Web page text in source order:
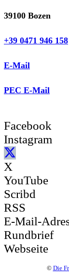
39100 Bozen
+39 0471 946 158
E-Mail
PEC E-Mail
Facebook
Instagram
X
YouTube
Scribd
RSS
E-Mail-
Rundbrief
Webseite
© Die